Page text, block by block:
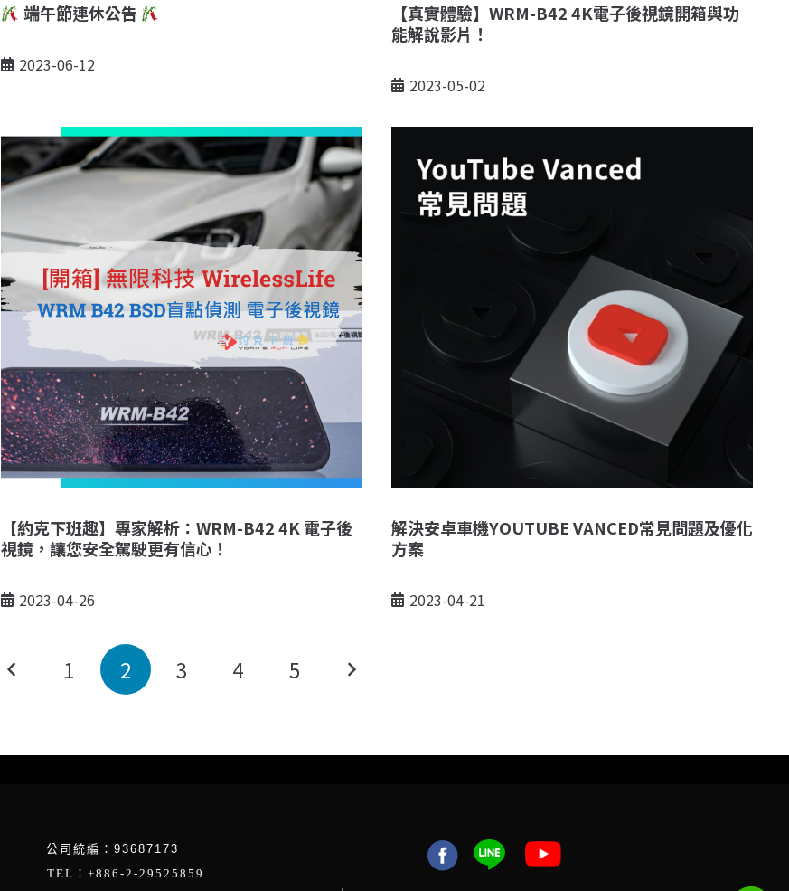
端午節連休公告
2023-06-12
【真實體驗】WRM-B42 4K電子後視鏡開箱與功
能解說影片！
2023-05-02
【約克下班趣】專家解析：WRM-B42 4K 電子後
視鏡，讓您安全駕駛更有信心！
2023-04-26
解決安卓車機YOUTUBE VANCED常見問題及優化
方案
2023-04-21
1 2 3 4 5
公司統編：93687173
TEL：+886-2-29525859